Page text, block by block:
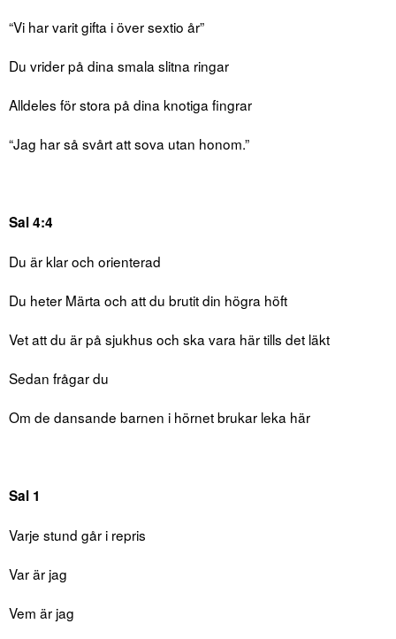
“Vi har varit gifta i över sextio år”
Du vrider på dina smala slitna ringar
Alldeles för stora på dina knotiga fingrar
“Jag har så svårt att sova utan honom.”
Sal 4:4
Du är klar och orienterad
Du heter Märta och att du brutit din högra höft
Vet att du är på sjukhus och ska vara här tills det läkt
Sedan frågar du
Om de dansande barnen i hörnet brukar leka här
Sal 1
Varje stund går i repris
Var är jag
Vem är jag